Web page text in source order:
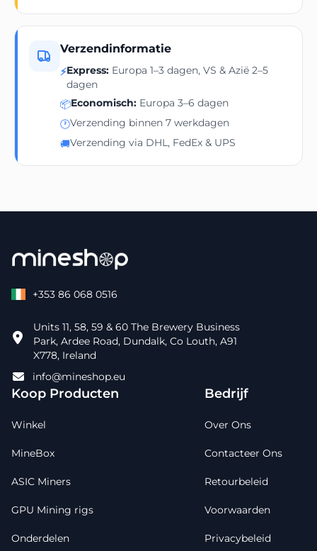
Verzendinformatie
⚡Express: Europa 1–3 dagen, VS & Azië 2–5
dagen
📦Economisch: Europa 3–6 dagen
🕐Verzending binnen 7 werkdagen
🚚Verzending via DHL, FedEx & UPS
+353 86 068 0516
Units 11, 58, 59 & 60 The Brewery Business
Park, Ardee Road, Dundalk, Co Louth, A91
X778, Ireland
info@mineshop.eu
Koop Producten
Winkel
MineBox
ASIC Miners
GPU Mining rigs
Onderdelen
Bedrijf
Over Ons
Contacteer Ons
Retourbeleid
Voorwaarden
Privacybeleid